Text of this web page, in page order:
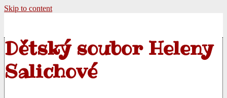
Skip to content
Dětský soubor Heleny
Salichové